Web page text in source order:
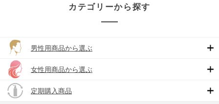
カテゴリーから探す
男性用商品から選ぶ
女性用商品から選ぶ
定期購入商品